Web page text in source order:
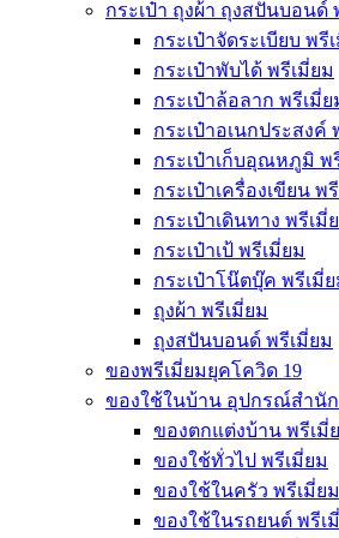
กระเป๋า ถุงผ้า ถุงสปันบอนด์
กระเป๋าจัดระเบียบ พรี
กระเป๋าพับได้ พรีเมี่ยม
กระเป๋าล้อลาก พรีเมี่ย
กระเป๋าอเนกประสงค์
กระเป๋าเก็บอุณหภูมิ พ
กระเป๋าเครื่องเขียน พ
กระเป๋าเดินทาง พรีเมี่
กระเป๋าเป้ พรีเมี่ยม
กระเป๋าโน๊ตบุ๊ค พรีเมี่ย
ถุงผ้า พรีเมี่ยม
ถุงสปันบอนด์ พรีเมี่ยม
ของพรีเมี่ยมยุคโควิด 19
ของใช้ในบ้าน อุปกรณ์สำนั
ของตกแต่งบ้าน พรีเมี่
ของใช้ทั่วไป พรีเมี่ยม
ของใช้ในครัว พรีเมี่ยม
ของใช้ในรถยนต์ พรีเ